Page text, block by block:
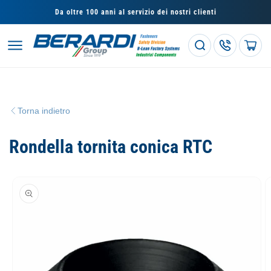
direttamente
ai contenuti
Da oltre 100 anni al servizio dei nostri clienti
Carrello
Torna indietro
Rondella tornita conica RTC
sul prodotto